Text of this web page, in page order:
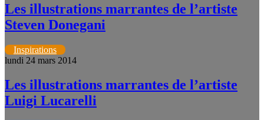
Les illustrations marrantes de l’artiste
Steven Donegani
Inspirations
lundi 24 mars 2014
Les illustrations marrantes de l’artiste
Luigi Lucarelli